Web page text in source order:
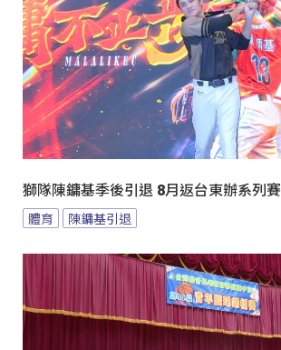
獅隊陳鏞基季後引退 8月返台東辦系列賽
體育 陳鏞基引退